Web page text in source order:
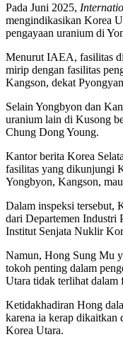
Pada Juni 2025,
mengindikasikan Korea
pengayaan uranium di
Menurut IAEA, fasilitas
mirip dengan fasilitas
Kangson, dekat
Selain Yongbyon dan
uranium lain di Kusong
Chung Dong Young.
Kantor berita Korea
fasilitas yang dikunjungi
Yongbyon, Kangson,
Dalam inspeksi tersebut,
dari Departemen Industri
Institut Senjata Nuklir
Namun, Hong Sung Mu
tokoh penting dalam
Utara tidak terlihat
Ketidakhadiran Hong
karena ia kerap dikaitkan
Korea Utara.